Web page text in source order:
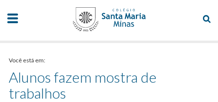
Você está em:
Alunos fazem mostra de
trabalhos